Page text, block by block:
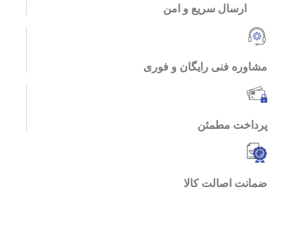
ارسال سریع و امن
مشاوره فنی رایگان و فوری
پرداخت مطمئن
ضمانت اصالت کالا